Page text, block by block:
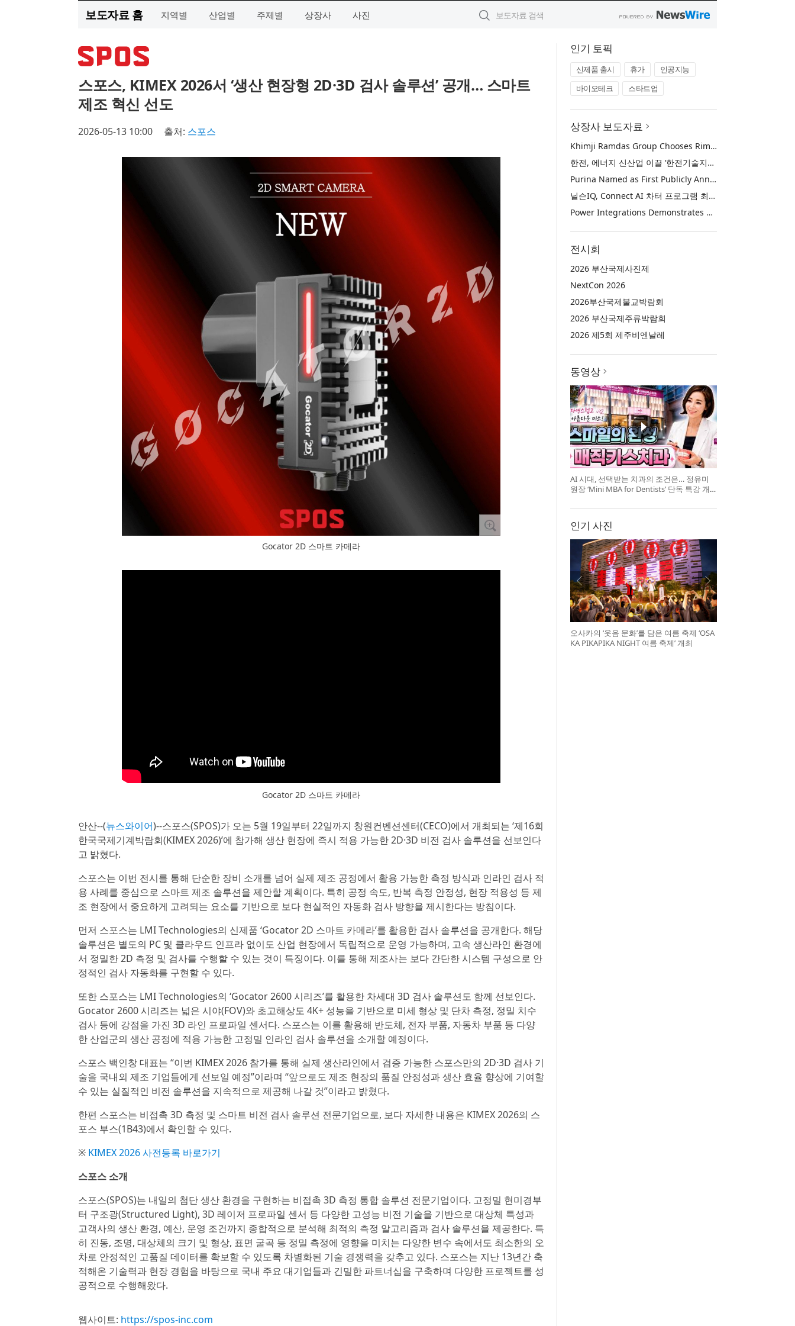
보도자료 홈 지역별 산업별 주제별 상장사 사진
스포스, KIMEX 2026서 ‘생산 현장형 2D·3D 검사 솔루션’ 공개… 스마트
제조 혁신 선도
2026-05-13 10:00 출처: 스포스
Gocator 2D 스마트 카메라
Gocator 2D 스마트 카메라
안산--(뉴스와이어)--스포스(SPOS)가 오는 5월 19일부터 22일까지 창원컨벤션센터(CECO)에서 개최되는 ‘제16회
한국국제기계박람회(KIMEX 2026)’에 참가해 생산 현장에 즉시 적용 가능한 2D·3D 비전 검사 솔루션을 선보인다
고 밝혔다.
스포스는 이번 전시를 통해 단순한 장비 소개를 넘어 실제 제조 공정에서 활용 가능한 측정 방식과 인라인 검사 적
용 사례를 중심으로 스마트 제조 솔루션을 제안할 계획이다. 특히 공정 속도, 반복 측정 안정성, 현장 적용성 등 제
조 현장에서 중요하게 고려되는 요소를 기반으로 보다 현실적인 자동화 검사 방향을 제시한다는 방침이다.
먼저 스포스는 LMI Technologies의 신제품 ‘Gocator 2D 스마트 카메라’를 활용한 검사 솔루션을 공개한다. 해당
솔루션은 별도의 PC 및 클라우드 인프라 없이도 산업 현장에서 독립적으로 운영 가능하며, 고속 생산라인 환경에
서 정밀한 2D 측정 및 검사를 수행할 수 있는 것이 특징이다. 이를 통해 제조사는 보다 간단한 시스템 구성으로 안
정적인 검사 자동화를 구현할 수 있다.
또한 스포스는 LMI Technologies의 ‘Gocator 2600 시리즈’를 활용한 차세대 3D 검사 솔루션도 함께 선보인다.
Gocator 2600 시리즈는 넓은 시야(FOV)와 초고해상도 4K+ 성능을 기반으로 미세 형상 및 단차 측정, 정밀 치수
검사 등에 강점을 가진 3D 라인 프로파일 센서다. 스포스는 이를 활용해 반도체, 전자 부품, 자동차 부품 등 다양
한 산업군의 생산 공정에 적용 가능한 고정밀 인라인 검사 솔루션을 소개할 예정이다.
스포스 백인창 대표는 “이번 KIMEX 2026 참가를 통해 실제 생산라인에서 검증 가능한 스포스만의 2D·3D 검사 기
술을 국내외 제조 기업들에게 선보일 예정”이라며 “앞으로도 제조 현장의 품질 안정성과 생산 효율 향상에 기여할
수 있는 실질적인 비전 솔루션을 지속적으로 제공해 나갈 것”이라고 밝혔다.
한편 스포스는 비접촉 3D 측정 및 스마트 비전 검사 솔루션 전문기업으로, 보다 자세한 내용은 KIMEX 2026의 스
포스 부스(1B43)에서 확인할 수 있다.
※ KIMEX 2026 사전등록 바로가기
스포스 소개
스포스(SPOS)는 내일의 첨단 생산 환경을 구현하는 비접촉 3D 측정 통합 솔루션 전문기업이다. 고정밀 현미경부
터 구조광(Structured Light), 3D 레이저 프로파일 센서 등 다양한 고성능 비전 기술을 기반으로 대상체 특성과
고객사의 생산 환경, 예산, 운영 조건까지 종합적으로 분석해 최적의 측정 알고리즘과 검사 솔루션을 제공한다. 특
히 진동, 조명, 대상체의 크기 및 형상, 표면 굴곡 등 정밀 측정에 영향을 미치는 다양한 변수 속에서도 최소한의 오
차로 안정적인 고품질 데이터를 확보할 수 있도록 차별화된 기술 경쟁력을 갖추고 있다. 스포스는 지난 13년간 축
적해온 기술력과 현장 경험을 바탕으로 국내 주요 대기업들과 긴밀한 파트너십을 구축하며 다양한 프로젝트를 성
공적으로 수행해왔다.
웹사이트: https://spos-inc.com
인기 토픽
신제품 출시 휴가
인공지능
바이오테크
스타트업
상장사 보도자료
Khimji Ramdas Group Chooses Rimini Street to Reduce SAP Support Costs, Protect 700+ Customizations and Reinvest Savings in Innovation
한전, 에너지 신산업 이끌 ‘한전기술지주’ 공식 출범
Purina Named as First Publicly Announced NIQ ConnectAI Charter Client
닐슨IQ, Connect AI 차터 프로그램 최초 고객사 ‘퓨리나’ 선정
Power Integrations Demonstrates World’s First 2200 V GaN Technology for Next-Era High-Voltage Power Systems
전시회
2026 부산국제사진제
NextCon 2026
2026부산국제불교박람회
2026 부산국제주류박람회
2026 제5회 제주비엔날레
동영상
AI 시대, 선택받는 치과의 조건은… 정유미
원장 ‘Mini MBA for Dentists’ 단독 특강 개
인기 사진
오사카의 ‘웃음 문화’를 담은 여름 축제 ‘OSA
KA PIKAPIKA NIGHT 여름 축제’ 개최